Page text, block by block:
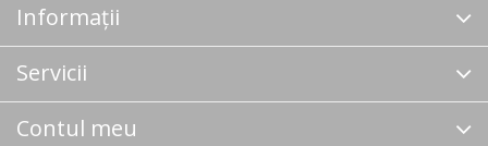
Informații
Servicii
Contul meu